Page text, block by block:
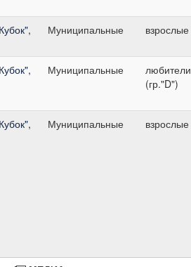
Муниципальные взрослые
Муниципальные
любители
(гр."D")
Муниципальные взрослые